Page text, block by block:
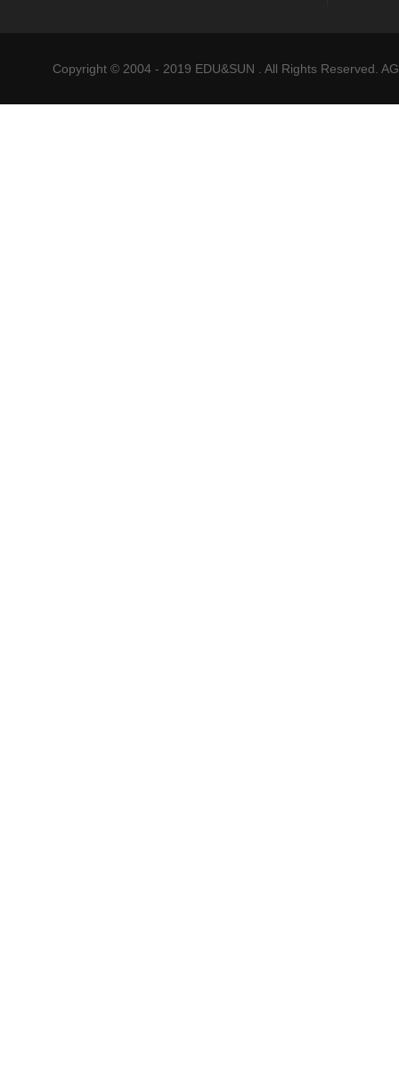
Copyright © 2004 - 2019 EDU&SUN . All Rights Reserved.